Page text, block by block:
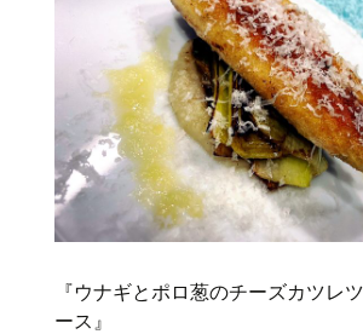
『ウナギとポロ葱のチーズカツレ
ース』